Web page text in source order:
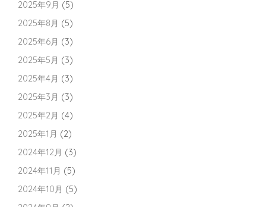
2025年9月 (5)
2025年8月 (5)
2025年6月 (3)
2025年5月 (3)
2025年4月 (3)
2025年3月 (3)
2025年2月 (4)
2025年1月 (2)
2024年12月 (3)
2024年11月 (5)
2024年10月 (5)